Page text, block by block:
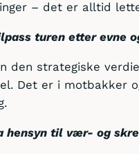
– det er alltid
turen etter evne
den strategiske
Det er i motbakker
hensyn til vær- og